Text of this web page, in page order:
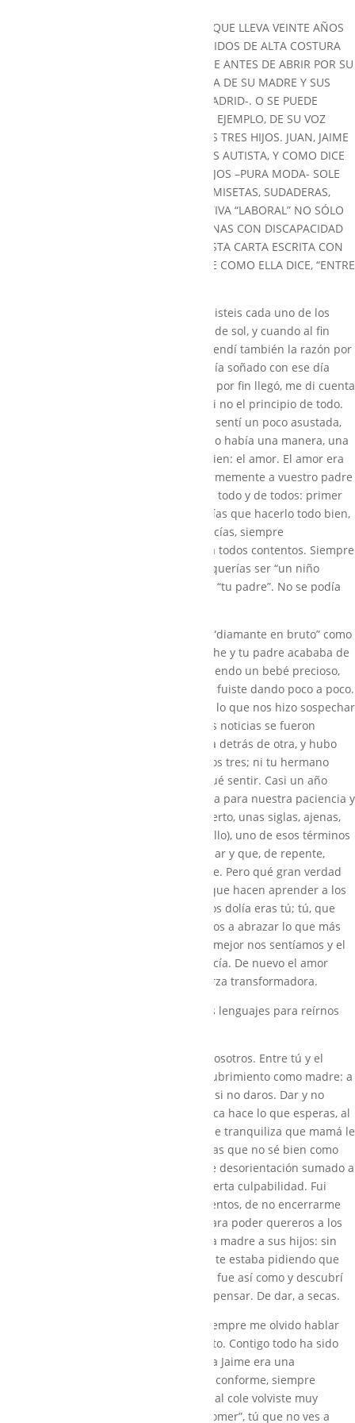
SE PUEDE CONTAR LO DE FUERA. DECIR QUE LLEVA VEINTE AÑOS
DISEÑANDO UNOS MARAVILLOSOS VESTIDOS DE ALTA COSTURA
PARA NOVIAS, MADRINAS Y FIESTA, Y QUE ANTES DE ABRIR POR SU
CUENTA, LO HACÍA PARA FRIKI, LA TIENDA DE SU MADRE Y SUS
TÍAS -Y UNA DE LAS MÁS BONITAS DE MADRID-. O SE PUEDE
CONTAR LO DE DENTRO. Y HABLAR, POR EJEMPLO, DE SU VOZ
HONDA. DE LA PAZ QUE EMITE. O DE SUS TRES HIJOS. JUAN, JAIME
E ISABEL. SOBRE TODO, DE JAIME, QUE ES AUTISTA, Y COMO DICE
SU HERMANA, “ARTISTA”. CON SUS DIBUJOS –PURA MODA- SOLE
, UNA MARCA DE CAMISETAS, SUDADERAS,
ETC, QUE PRETENDE SER UNA ALTERNATIVA “LABORAL” NO SÓLO
PARA SU HIJO, SINO PARA OTRAS PERSONAS CON DISCAPACIDAD
INTELECTUAL. PARA ELLOS, SUS HIJOS, ESTA CARTA ESCRITA CON
EL ALMA Y QUE LLEGA AL ALMA. PORQUE COMO ELLA DICE, “ENTRE
Recuerdo con claridad el día en que nacisteis cada uno de los
tres. El primero, tú, Juan. Era un sábado de sol, y cuando al fin
supe lo que se sentía siendo madre, entendí también la razón por
la que alguien podía llegar a matar. Había soñado con ese día
desde que tengo uso de razón y cuando por fin llegó, me di cuenta
de que aquél no era el final del sueño, si no el principio de todo.
Tengo que confesar que al principio me sentí un poco asustada,
pero enseguida me di cuenta de que sólo había una manera, una
guía, una brújula para hacer las cosas bien: el amor. El amor era
la medida de todo. Tenía que amar enormemente a vuestro padre
y ahora también a ti, Juan. El primero de todo y de todos: primer
nieto, primer sobrino, primer hijo… Tenías que hacerlo todo bien,
no podías decepcionar a nadie; y eso hacías, siempre
esforzándote al máximo para tenernos a todos contentos. Siempre
limpio, hablando perfecto… Decías que querías ser “un niño
encantador” y que de mayor querías ser “tu padre”. No se podía
Después nació nuestro tesoro, Jaime. El “diamante en bruto” como
el mismo dice. Era un viernes por la noche y tu padre acababa de
llegar de viaje. Naciste, querido Jaime, siendo un bebé precioso,
sano y muy tranquilo. Los sustos nos los fuiste dando poco a poco.
Fue tu ausencia de interés por casi todo lo que nos hizo sospechar
que algo no iba bien. Después, las malas noticias se fueron
acumulando en nuestros corazones, una detrás de otra, y hubo
momentos en el que ninguno de nosotros tres; ni tu hermano
Juan, ni tu padre ni yo, sabíamos bien qué sentir. Casi un año
buscando un diagnóstico fue una prueba para nuestra paciencia y
nuestro equilibrio. Al final, un título incierto, unas siglas, ajenas,
TGD (trastorno generalizado del desarrollo), uno de esos términos
médicos de los que nunca has oído hablar y que, de repente,
pasan a determinar tu vida para siempre. Pero qué gran verdad
es eso de que al final, son los niños los que hacen aprender a los
padres. Nos dimos cuenta que lo que nos dolía eras tú; tú, que
eras lo que más queríamos. Y aprendimos a abrazar lo que más
nos dolía y cuanto más lo abrazábamos mejor nos sentíamos y el
dolor se hacía más suave, casi desaparecía. De nuevo el amor
como medida de todo, como la gran fuerza transformadora.
Poco a poco fuimos aprendiendo nuevos lenguajes para reírnos
juntos, para tender puentes entre tú y nosotros. Entre tú y el
mundo. Fue así como hice mi gran descubrimiento como madre: a
vosotros, a los hijos, no hay que pediros si no daros. Dar y no
pensar. Cuando tienes un niño que nunca hace lo que esperas, al
que no le gusta que le beses, al que no le tranquiliza que mamá le
abrace; se sienten muchas cosas distintas que no sé bien como
definir. Una mezcla de desconcierto y de desorientación sumado a
una sensación infinita de fracaso y de cierta culpabilidad. Fui
tratando de superar todos esos sentimientos, de no encerrarme
en ellos, tratando de abrir mi corazón para poder quereros a los
dos, Juan y Jaime, como debe querer una madre a sus hijos: sin
medida. Me di cuenta, Jaime, de que yo te estaba pidiendo que
me dieras cosas que no podías darme, y fue así como y descubrí
la alegría de dar sin esperar, de dar sin pensar. De dar, a secas.
Entonces llegaste tú, Isabel, de la que siempre me olvido hablar
porque nunca nos has dado ningún susto. Contigo todo ha sido
siempre fácil, lo cual, después de tener a Jaime era una
tranquilidad inmensa. Tú, siempre feliz, conforme, siempre
positiva; tú que el primer día que fuiste al cole volviste muy
contenta porque “te habían invitado a comer”, tú que no ves a